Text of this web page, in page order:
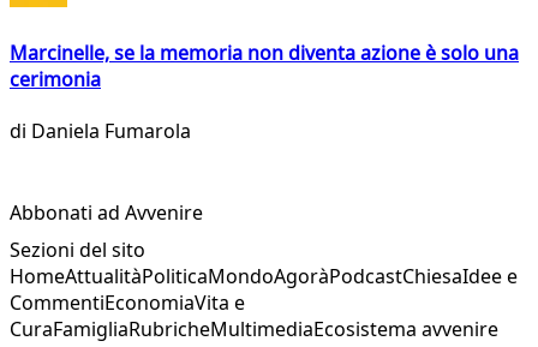
Marcinelle, se la memoria non diventa azione è solo una
cerimonia
di Daniela Fumarola
Abbonati ad Avvenire
Sezioni del sito
HomeAttualitàPoliticaMondoAgoràPodcastChiesaIdee e
CommentiEconomiaVita e
CuraFamigliaRubricheMultimediaEcosistema avvenire